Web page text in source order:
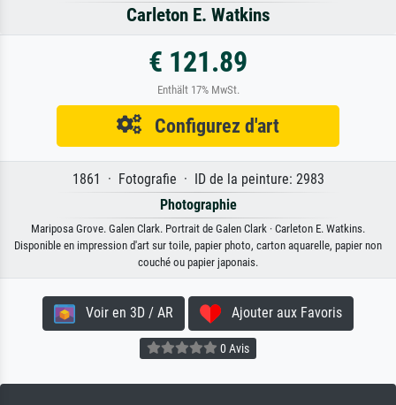
Carleton E. Watkins
€ 121.89
Enthält 17% MwSt.
Configurez d'art
1861 · Fotografie · ID de la peinture: 2983
Photographie
Mariposa Grove. Galen Clark. Portrait de Galen Clark · Carleton E. Watkins.
Disponible en impression d'art sur toile, papier photo, carton aquarelle, papier non
couché ou papier japonais.
Voir en 3D / AR Ajouter aux Favoris
0 Avis